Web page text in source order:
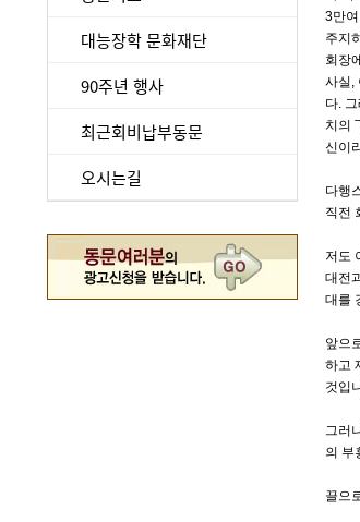
대능장학 문화재단
90주년 행사
최근회비납부동문
오시는길
3만
주지
회장
사실,
다.
치의
신이
다행
직전
저도
대전
대를
앞으
하고
것입
그러
의 부
끌으